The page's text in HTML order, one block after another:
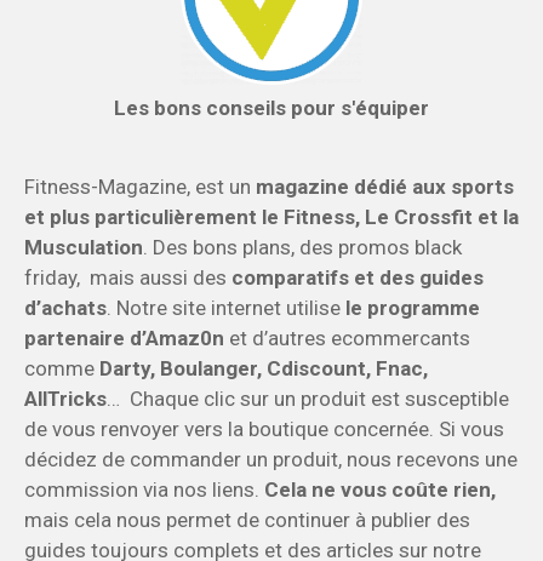
Les bons conseils pour s'équiper
Fitness-Magazine, est un magazine dédié aux sports
et plus particulièrement le Fitness, Le Crossfit et la
Musculation . Des bons plans, des promos black
friday, mais aussi des comparatifs et des guides
d’achats . Notre site internet utilise le programme
partenaire d’Amaz0n et d’autres ecommercants
comme Darty, Boulanger, Cdiscount, Fnac,
AllTricks … Chaque clic sur un produit est susceptible
de vous renvoyer vers la boutique concernée. Si vous
décidez de commander un produit, nous recevons une
commission via nos liens. Cela ne vous coûte rien,
mais cela nous permet de continuer à publier des
guides toujours complets et des articles sur notre